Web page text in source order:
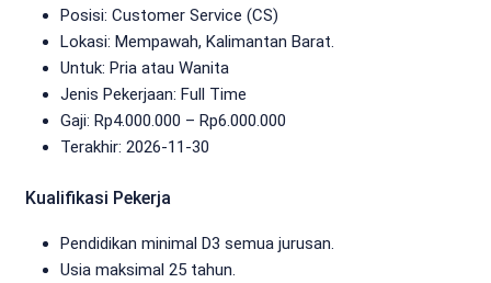
Posisi: Customer Service (CS)
Lokasi: Mempawah, Kalimantan Barat.
Untuk: Pria atau Wanita
Jenis Pekerjaan: Full Time
Gaji: Rp4.000.000 – Rp6.000.000
Terakhir: 2026-11-30
Kualifikasi Pekerja
Pendidikan minimal D3 semua jurusan.
Usia maksimal 25 tahun.